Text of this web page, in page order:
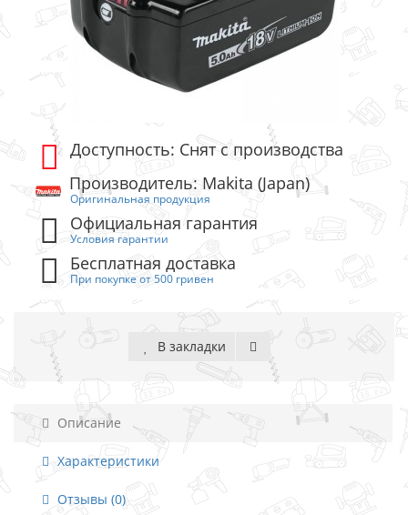
Доступность: Снят с производства
Производитель: Makita (Japan)
Оригинальная продукция
Официальная гарантия
Условия гарантии
Бесплатная доставка
При покупке от 500 гривен
В закладки
Описание
Характеристики
Отзывы (0)